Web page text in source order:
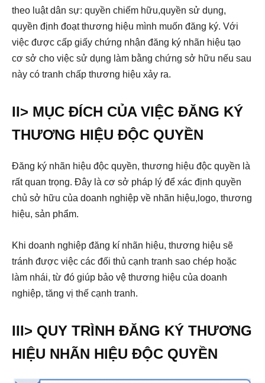
theo luật dân sự: quyền chiếm hữu,quyền sử dụng,
quyền định đoạt thương hiệu mình muốn đăng ký. Với
việc được cấp giấy chứng nhận đăng ký nhãn hiệu tạo
cơ sở cho việc sử dụng làm bằng chứng sở hữu nếu sau
này có tranh chấp thương hiệu xảy ra.
II> MỤC ĐÍCH CỦA VIỆC ĐĂNG KÝ
THƯƠNG HIỆU ĐỘC QUYỀN
Đăng ký nhãn hiệu độc quyền, thương hiệu độc quyền là
rất quan trọng. Đây là cơ sở pháp lý để xác định quyền
chủ sở hữu của doanh nghiệp về nhãn hiệu,logo, thương
hiệu, sản phẩm.
Khi doanh nghiệp đăng kí nhãn hiệu, thương hiệu sẽ
tránh được việc các đối thủ cạnh tranh sao chép hoặc
làm nhái, từ đó giúp bảo vệ thương hiệu của doanh
nghiệp, tăng vị thế cạnh tranh.
III> QUY TRÌNH ĐĂNG KÝ THƯƠNG
HIỆU NHÃN HIỆU ĐỘC QUYỀN